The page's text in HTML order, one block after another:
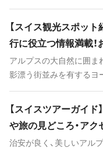
報や定番の観光スポット
の魅力と共に紹介してい
した美味しい伝統グルメ
ら、毎年世界中から多く
のページではロシア旅行
めのツアーやホテル、そ
報など、皆さんが旅行前
紹介します。ロシアへの
そうでない方も、これを
【スイス観光スポッ
行に役立つ情報満載
アルプスの大自然に囲ま
影漂う街並みを有するヨ
標高4,000m級の山々を
置する国々からの影響を
ルメなど様々な見どころ
は、スイスを訪れるうえ
【スイスツアーガイ
や旅の見どころ・アク
治安が良く、美しいアル